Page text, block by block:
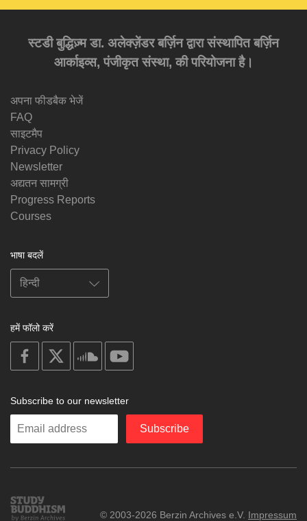
स्टडी बुद्धिज़्म डा. अलेक्ज़ेंडर बर्ज़िन द्वारा संस्थापित बर्ज़िन
आर्काइव्स, पंजीकृत संस्था, की परियोजना है।
अपना फीडबैक भेजें
FAQ
साइटमैप
Privacy Policy
Newsletter
अद्यतन सामग्री
Progress Reports
Courses
भाषा बदलें
हमें फॉलो करें
on
facebook
soundcloud
Subscribe to our newsletter
Enter
Subscribe
Study
Buddhism
© 2003-2026 Berzin Archives e.V. Impressum